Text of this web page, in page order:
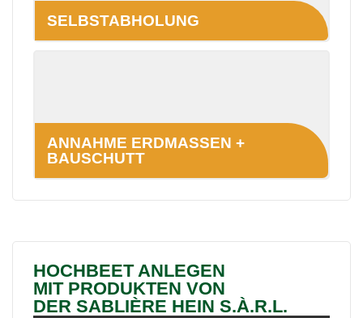
SELBSTABHOLUNG
ANNAHME ERDMASSEN +
BAUSCHUTT
HOCHBEET ANLEGEN
MIT PRODUKTEN VON
DER SABLIÈRE HEIN S.À.R.L.